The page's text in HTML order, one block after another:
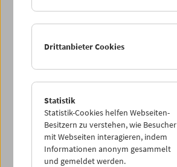
Sa 21.5.
PROGRAMM ÜBERBLICK
Drittanbieter Cookies
Statistik
Statistik-Cookies helfen Webseiten-
Besitzern zu verstehen, wie Besucher
mit Webseiten interagieren, indem
Informationen anonym gesammelt
und gemeldet werden.